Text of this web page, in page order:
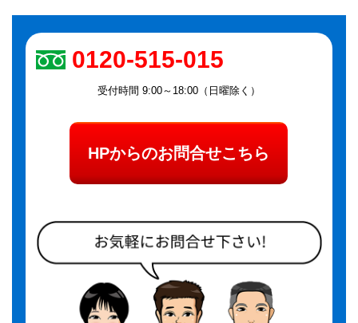
0120-515-015
受付時間 9:00～18:00（日曜除く）
HPからのお問合せこちら